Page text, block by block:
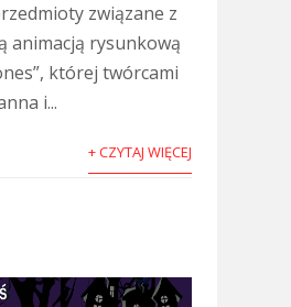
związane z
animacją rysunkową
której twórcami
i...
+ CZYTAJ WIĘCEJ